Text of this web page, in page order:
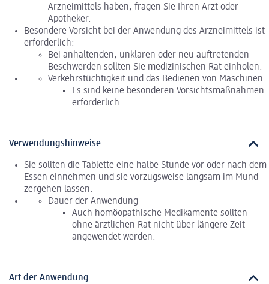
Arzneimittels haben, fragen Sie Ihren Arzt oder
Apotheker.
Besondere Vorsicht bei der Anwendung des Arzneimittels ist
erforderlich:
Bei anhaltenden, unklaren oder neu auftretenden
Beschwerden sollten Sie medizinischen Rat einholen.
Verkehrstüchtigkeit und das Bedienen von Maschinen
Es sind keine besonderen Vorsichtsmaßnahmen
erforderlich.
Verwendungshinweise
Sie sollten die Tablette eine halbe Stunde vor oder nach dem
Essen einnehmen und sie vorzugsweise langsam im Mund
zergehen lassen.
Dauer der Anwendung
Auch homöopathische Medikamente sollten
ohne ärztlichen Rat nicht über längere Zeit
angewendet werden.
Art der Anwendung